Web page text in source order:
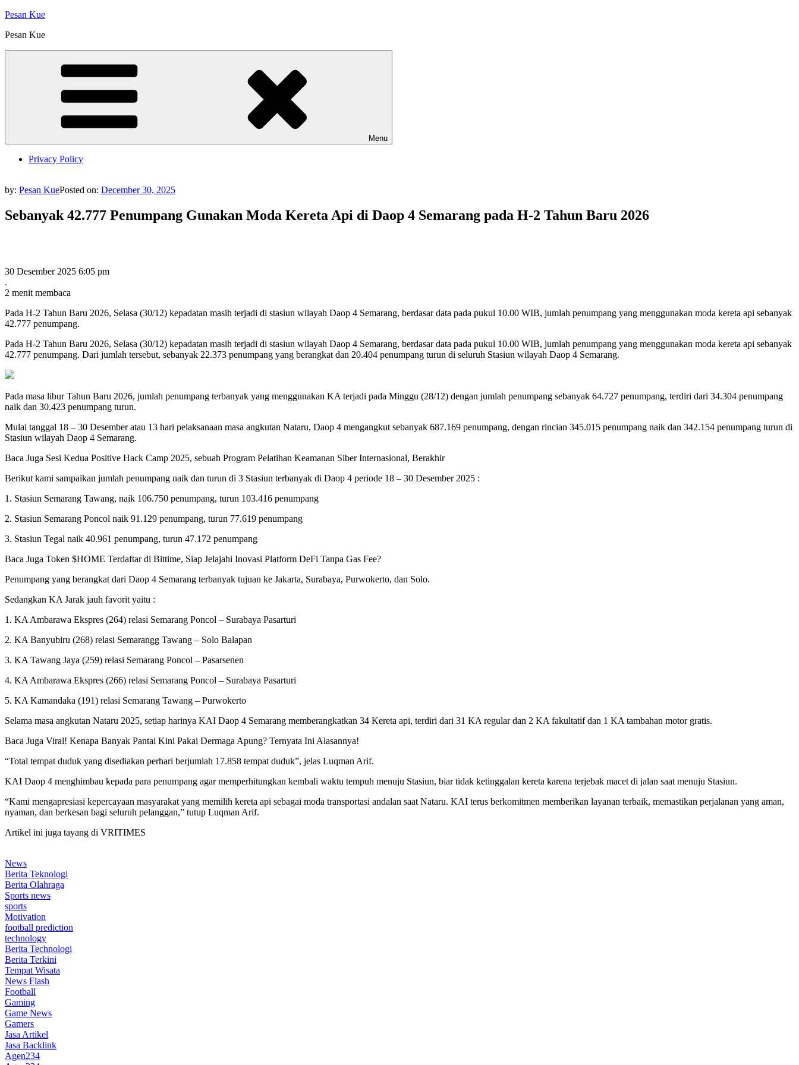
Skip
content
Pesan Kue
Pesan Kue
Menu
Privacy Policy
by: Pesan KuePosted on: December 30, 2025
Sebanyak 42.777 Penumpang Gunakan Moda Kereta Api di Daop 4 Semarang pada H-2 Tahun Baru 2026
30 Desember 2025 6:05 pm
.
2 menit membaca
Pada H-2 Tahun Baru 2026, Selasa (30/12) kepadatan masih terjadi di stasiun wilayah Daop 4 Semarang, berdasar data pada pukul 10.00 WIB, jumlah penumpang yang menggunakan moda kereta api sebanyak
42.777 penumpang.
Pada H-2 Tahun Baru 2026, Selasa (30/12) kepadatan masih terjadi di stasiun wilayah Daop 4 Semarang, berdasar data pada pukul 10.00 WIB, jumlah penumpang yang menggunakan moda kereta api sebanyak
42.777 penumpang. Dari jumlah tersebut, sebanyak 22.373 penumpang yang berangkat dan 20.404 penumpang turun di seluruh Stasiun wilayah Daop 4 Semarang.
Pada masa libur Tahun Baru 2026, jumlah penumpang terbanyak yang menggunakan KA terjadi pada Minggu (28/12) dengan jumlah penumpang sebanyak 64.727 penumpang, terdiri dari 34.304 penumpang
naik dan 30.423 penumpang turun.
Mulai tanggal 18 – 30 Desember atau 13 hari pelaksanaan masa angkutan Nataru, Daop 4 mengangkut sebanyak 687.169 penumpang, dengan rincian 345.015 penumpang naik dan 342.154 penumpang turun di
Stasiun wilayah Daop 4 Semarang.
Baca Juga Sesi Kedua Positive Hack Camp 2025, sebuah Program Pelatihan Keamanan Siber Internasional, Berakhir
Berikut kami sampaikan jumlah penumpang naik dan turun di 3 Stasiun terbanyak di Daop 4 periode 18 – 30 Desember 2025 :
1. Stasiun Semarang Tawang, naik 106.750 penumpang, turun 103.416 penumpang
2. Stasiun Semarang Poncol naik 91.129 penumpang, turun 77.619 penumpang
3. Stasiun Tegal naik 40.961 penumpang, turun 47.172 penumpang
Baca Juga Token $HOME Terdaftar di Bittime, Siap Jelajahi Inovasi Platform DeFi Tanpa Gas Fee?
Penumpang yang berangkat dari Daop 4 Semarang terbanyak tujuan ke Jakarta, Surabaya, Purwokerto, dan Solo.
Sedangkan KA Jarak jauh favorit yaitu :
1. KA Ambarawa Ekspres (264) relasi Semarang Poncol – Surabaya Pasarturi
2. KA Banyubiru (268) relasi Semarangg Tawang – Solo Balapan
3. KA Tawang Jaya (259) relasi Semarang Poncol – Pasarsenen
4. KA Ambarawa Ekspres (266) relasi Semarang Poncol – Surabaya Pasarturi
5. KA Kamandaka (191) relasi Semarang Tawang – Purwokerto
Selama masa angkutan Nataru 2025, setiap harinya KAI Daop 4 Semarang memberangkatkan 34 Kereta api, terdiri dari 31 KA regular dan 2 KA fakultatif dan 1 KA tambahan motor gratis.
Baca Juga Viral! Kenapa Banyak Pantai Kini Pakai Dermaga Apung? Ternyata Ini Alasannya!
“Total tempat duduk yang disediakan perhari berjumlah 17.858 tempat duduk”, jelas Luqman Arif.
KAI Daop 4 menghimbau kepada para penumpang agar memperhitungkan kembali waktu tempuh menuju Stasiun, biar tidak ketinggalan kereta karena terjebak macet di jalan saat menuju Stasiun.
“Kami mengapresiasi kepercayaan masyarakat yang memilih kereta api sebagai moda transportasi andalan saat Nataru. KAI terus berkomitmen memberikan layanan terbaik, memastikan perjalanan yang aman,
nyaman, dan berkesan bagi seluruh pelanggan,” tutup Luqman Arif.
Artikel ini juga tayang di VRITIMES
News
Berita Teknologi
Berita Olahraga
Sports news
sports
Motivation
football prediction
technology
Berita Technologi
Berita Terkini
Tempat Wisata
News Flash
Football
Gaming
Game News
Gamers
Jasa Artikel
Jasa Backlink
Agen234